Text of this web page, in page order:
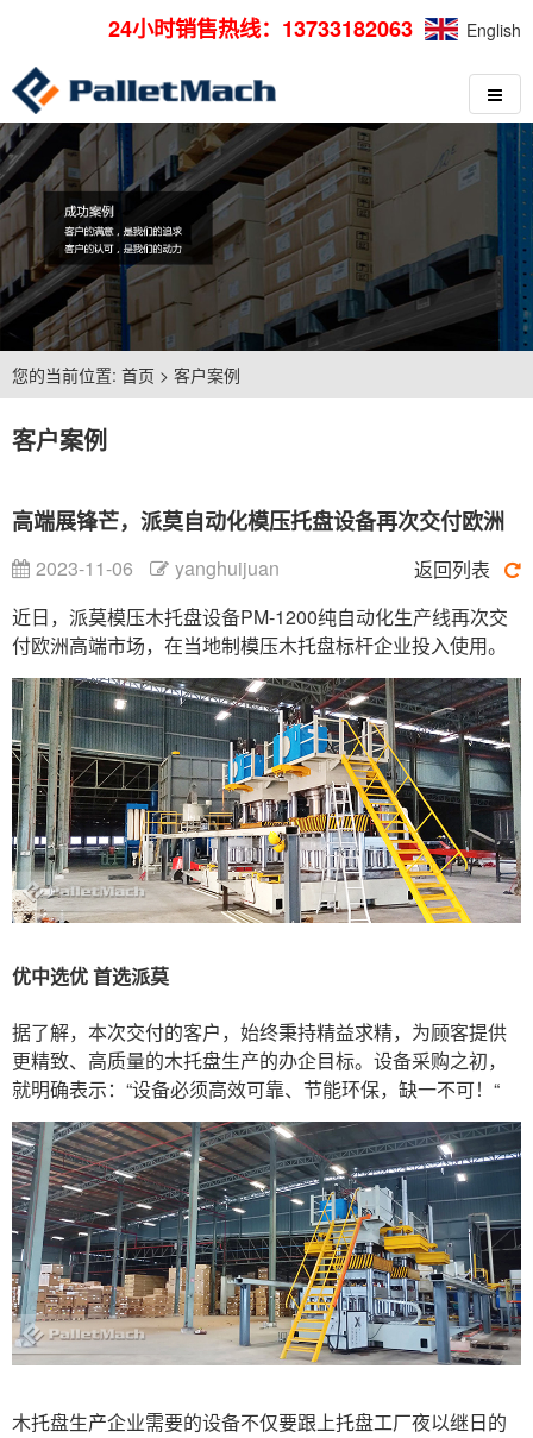
24小时销售热线：13733182063 English
您的当前位置: 首页 > 客户案例
客户案例
高端展锋芒，派莫自动化模压托盘设备再次交付欧洲
2023-11-06 yanghuijuan
返回列表
近日，派莫模压木托盘设备PM-1200纯自动化生产线再次交
付欧洲高端市场，在当地制模压木托盘标杆企业投入使用。
优中选优 首选派莫
据了解，本次交付的客户，始终秉持精益求精，为顾客提供
更精致、高质量的木托盘生产的办企目标。设备采购之初，
就明确表示：“设备必须高效可靠、节能环保，缺一不可！“
木托盘生产企业需要的设备不仅要跟上托盘工厂夜以继日的